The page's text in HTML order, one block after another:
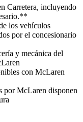
Carretera, incluyendo
los vehículos
por el concesionario
y mecánica del
con McLaren
por McLaren disponen